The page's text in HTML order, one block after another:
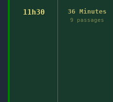
11h30 36 Minutes
9 passages